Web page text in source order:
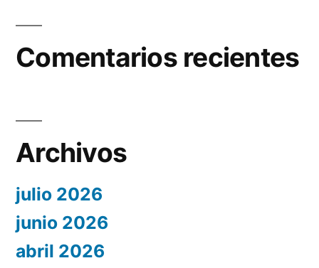
Comentarios recientes
Archivos
julio 2026
junio 2026
abril 2026